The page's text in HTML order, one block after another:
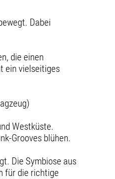
Dabei
die einen
ein vielseitiges
Westküste.
Grooves blühen.
Die Symbiose aus
für die richtige